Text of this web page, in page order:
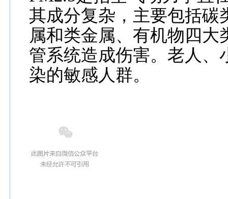
其成分复杂，主要包括碳
属和类金属、有机物四大
管系统造成伤害。老人、
染的敏感人群。